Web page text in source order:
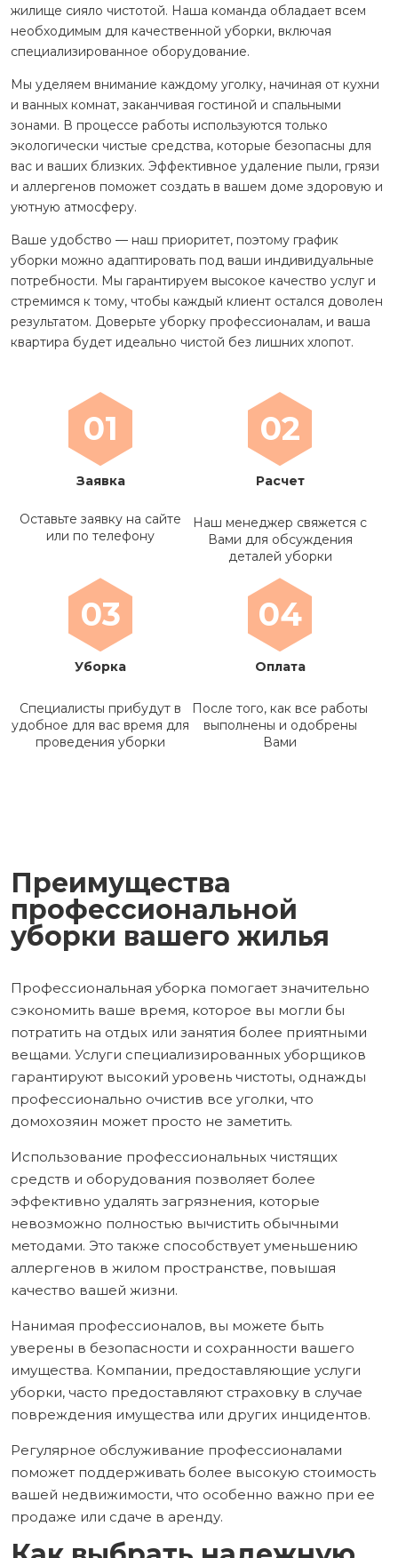
жилище сияло чистотой. Наша команда обладает всем
необходимым для качественной уборки, включая
специализированное оборудование.
Мы уделяем внимание каждому уголку, начиная от кухни
и ванных комнат, заканчивая гостиной и спальными
зонами. В процессе работы используются только
экологически чистые средства, которые безопасны для
вас и ваших близких. Эффективное удаление пыли, грязи
и аллергенов поможет создать в вашем доме здоровую и
уютную атмосферу.
Ваше удобство — наш приоритет, поэтому график
уборки можно адаптировать под ваши индивидуальные
потребности. Мы гарантируем высокое качество услуг и
стремимся к тому, чтобы каждый клиент остался доволен
результатом. Доверьте уборку профессионалам, и ваша
квартира будет идеально чистой без лишних хлопот.
01
Заявка
Оставьте заявку на сайте
или по телефону
02
Расчет
Наш менеджер свяжется с
Вами для обсуждения
деталей уборки
03
Уборка
Специалисты прибудут в
удобное для вас время для
проведения уборки
04
Оплата
После того, как все работы
выполнены и одобрены
Вами
Преимущества
профессиональной
уборки вашего жилья
Профессиональная уборка помогает значительно
сэкономить ваше время, которое вы могли бы
потратить на отдых или занятия более приятными
вещами. Услуги специализированных уборщиков
гарантируют высокий уровень чистоты, однажды
профессионально очистив все уголки, что
домохозяин может просто не заметить.
Использование профессиональных чистящих
средств и оборудования позволяет более
эффективно удалять загрязнения, которые
невозможно полностью вычистить обычными
методами. Это также способствует уменьшению
аллергенов в жилом пространстве, повышая
качество вашей жизни.
Нанимая профессионалов, вы можете быть
уверены в безопасности и сохранности вашего
имущества. Компании, предоставляющие услуги
уборки, часто предоставляют страховку в случае
повреждения имущества или других инцидентов.
Регулярное обслуживание профессионалами
поможет поддерживать более высокую стоимость
вашей недвижимости, что особенно важно при ее
продаже или сдаче в аренду.